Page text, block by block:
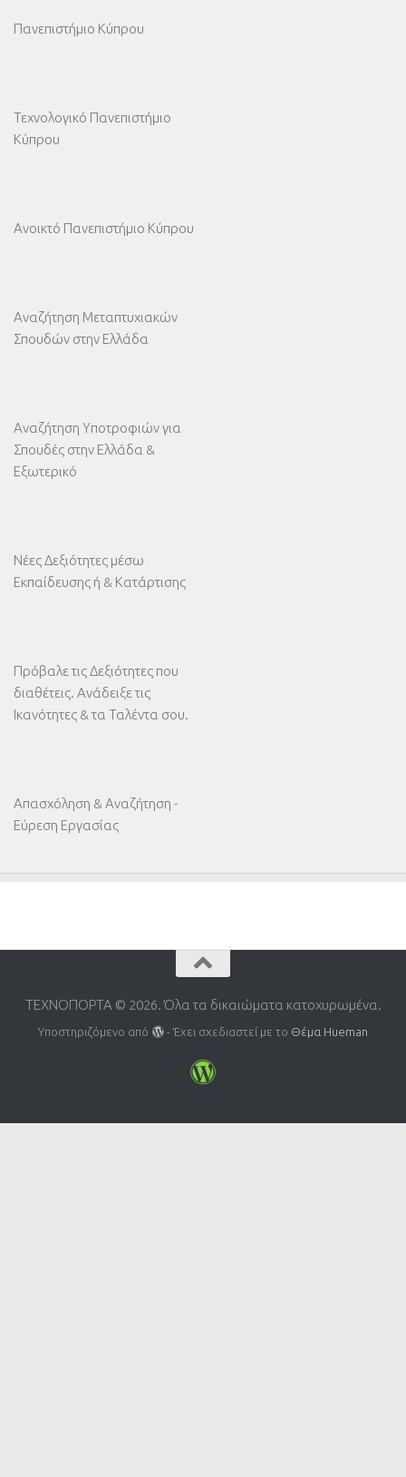
Πανεπιστήμιο Κύπρου
Τεχνολογικό Πανεπιστήμιο
Κύπρου
Ανοικτό Πανεπιστήμιο Κύπρου
Αναζήτηση Μεταπτυχιακών
Σπουδών στην Ελλάδα
Αναζήτηση Υποτροφιών για
Σπουδές στην Ελλάδα &
Εξωτερικό
Νέες Δεξιότητες μέσω
Εκπαίδευσης ή & Κατάρτισης
Πρόβαλε τις Δεξιότητες που
διαθέτεις. Ανάδειξε τις
Ικανότητες & τα Ταλέντα σου.
Απασχόληση & Αναζήτηση -
Εύρεση Εργασίας
ΤΕΧΝΟΠΟΡΤΑ © 2026. Όλα τα δικαιώματα κατοχυρωμένα.
Υποστηριζόμενο από - Έχει σχεδιαστεί με το Θέμα Ηueman